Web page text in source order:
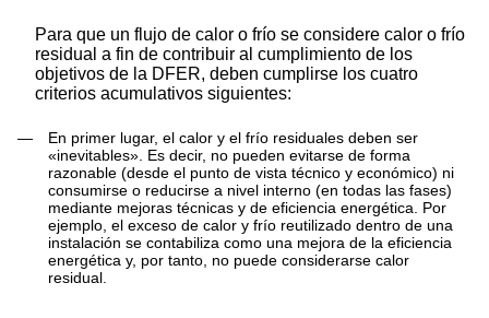
Para que un flujo de calor o frío se considere calor o frío
residual a fin de contribuir al cumplimiento de los
objetivos de la DFER, deben cumplirse los cuatro
criterios acumulativos siguientes:
—
En primer lugar, el calor y el frío residuales deben ser
«inevitables». Es decir, no pueden evitarse de forma
razonable (desde el punto de vista técnico y económico) ni
consumirse o reducirse a nivel interno (en todas las fases)
mediante mejoras técnicas y de eficiencia energética. Por
ejemplo, el exceso de calor y frío reutilizado dentro de una
instalación se contabiliza como una mejora de la eficiencia
energética y, por tanto, no puede considerarse calor
residual.